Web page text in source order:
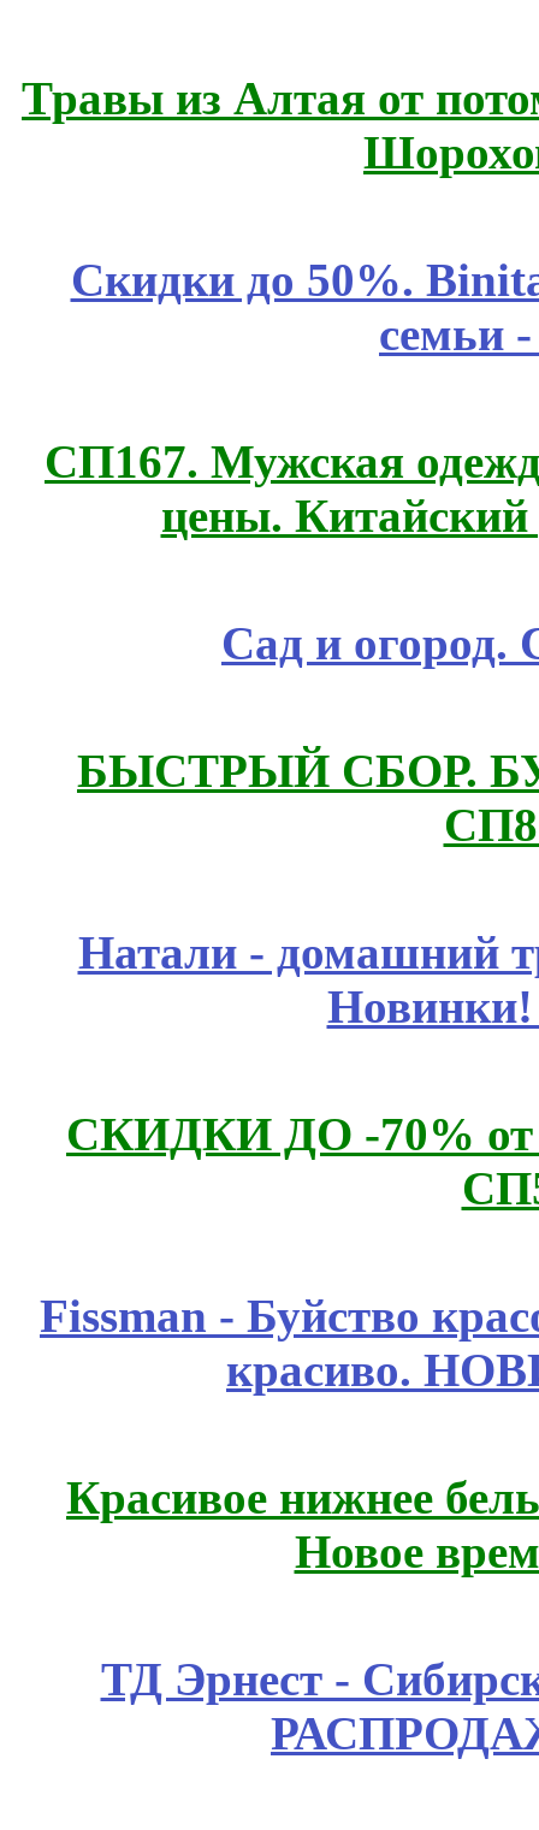
Травы из Алтая от
Скидки до 50%.
семьи
СП167. Мужская
цены.
Сад и огород.
БЫСТРЫЙ СБОР.
Натали - домашний
СКИДКИ ДО -70%
Fissmаn - Буйство
красиво.
Красивое нижнее
Новое
ТД Эрнест -